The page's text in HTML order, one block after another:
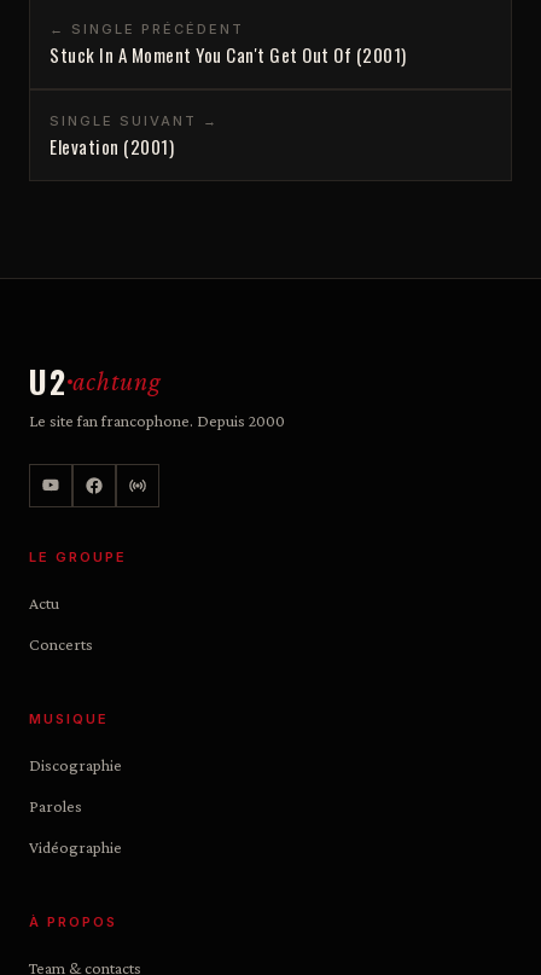
← SINGLE PRÉCÉDENT
Stuck In A Moment You Can't Get Out Of (2001)
SINGLE SUIVANT →
Elevation (2001)
U2 achtung
Le site fan francophone. Depuis 2000
LE GROUPE
Actu
Concerts
MUSIQUE
Discographie
Paroles
Vidéographie
À PROPOS
Team & contacts